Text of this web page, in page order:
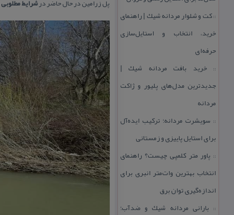
::كت و شلوار مردانه شیك | راهنمای
خرید، انتخاب و استایل‌سازی
حرفه‌ای
::خرید بافت مردانه شیك |
جدیدترین مدل‌های پلیور و ژاكت
مردانه
:: سویشرت مردانه؛ تركیب ایده‌آل
برای استایل پاییزی و زمستانی
:: پاور متر كلمپی چیست؟ راهنمای
انتخاب بهترین وات‌متر انبری برای
اندازه‌گیری توان برق
:: بارانی مردانه شیك و ضدآب؛
پل زرامین در حال حاضر درشرایط مطلوبی